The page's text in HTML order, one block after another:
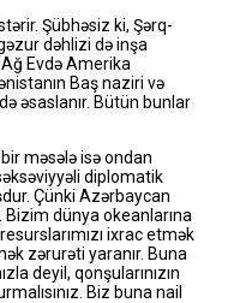
Şübhəsiz ki, Şərq-
dəhlizi də inşa
Evdə Amerika
Baş naziri və
əsaslanır. Bütün bunlar
məsələ isə ondan
diplomatik
Çünki Azərbaycan
Bizim dünya okeanlarına
ixrac etmək
zərurəti yaranır. Buna
deyil, qonşularınızın
Biz buna nail